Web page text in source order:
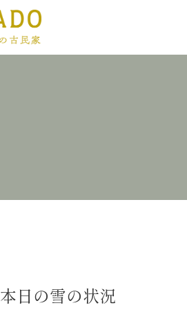
本日の雪の状況